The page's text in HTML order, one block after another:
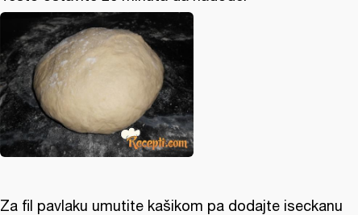
Za fil pavlaku umutite kašikom pa dodajte iseckanu